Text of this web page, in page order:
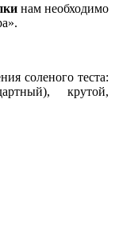
нам необходимо
соленого теста:
крутой,